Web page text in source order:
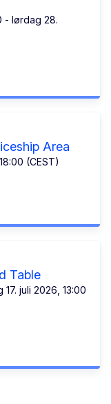
- lørdag 28.
Area
(CEST)
Table
juli 2026, 13:00